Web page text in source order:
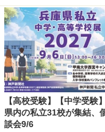
【高校受験】【中学受験
県内の私立31校が集結、
談会9/6